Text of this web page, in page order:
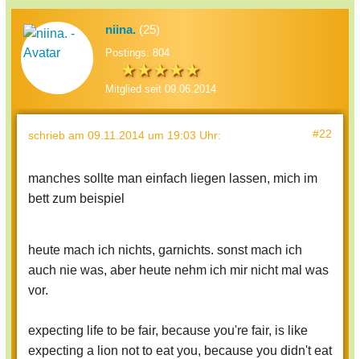
niina. (25)
Postings: 804
Mitglied seit 09.06.2014
schrieb am 09.11.2014 um 19:03 Uhr: #22
manches sollte man einfach liegen lassen, mich im
bett zum beispiel
heute mach ich nichts, garnichts. sonst mach ich
auch nie was, aber heute nehm ich mir nicht mal was
vor.
expecting life to be fair, because you're fair, is like
expecting a lion not to eat you, because you didn't eat